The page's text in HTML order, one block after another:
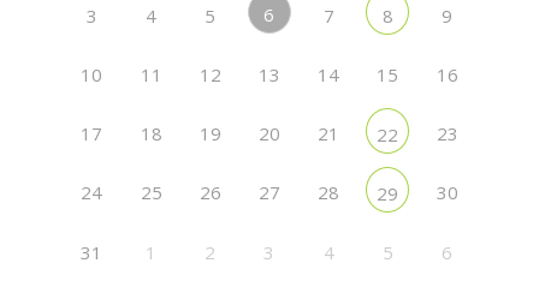
3 4 5 6 7 8 9
10 11 12 13 14 15 16
17 18 19 20 21 22 23
24 25 26 27 28 29 30
31 1 2 3 4 5 6